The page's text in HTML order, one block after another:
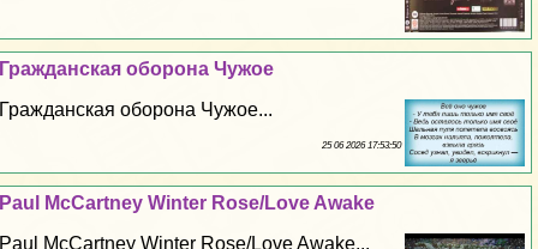
Гражданская оборона Чужое
Гражданская оборона Чужое...
25 06 2026 17:53:50
Paul McCartney Winter Rose/Love Awake
Paul McCartney Winter Rose/Love Awake...